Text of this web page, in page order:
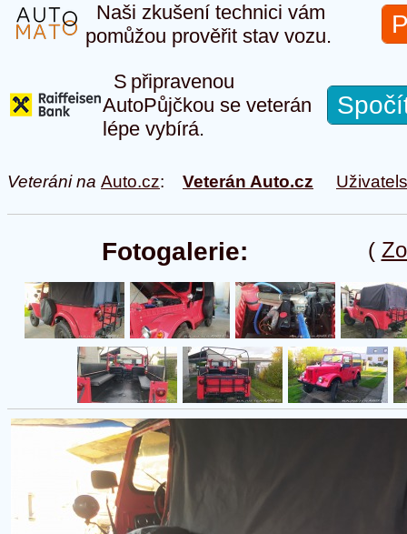
Naši zkušení technici vám
pomůžou prověřit stav vozu.
S připravenou
AutoPůjčkou se veterán
lépe vybírá.
Veteráni na Auto.cz: Veterán Auto.cz
(
Fotogalerie: